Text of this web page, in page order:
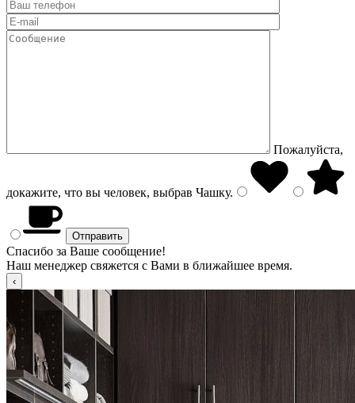
Пожалуйста,
докажите, что вы человек, выбрав Чашку.
Спасибо за Ваше сообщение!
Наш менеджер свяжется с Вами в ближайшее время.